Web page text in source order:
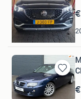
Peksert
Rotterdam
Bewaren
in
Mijn